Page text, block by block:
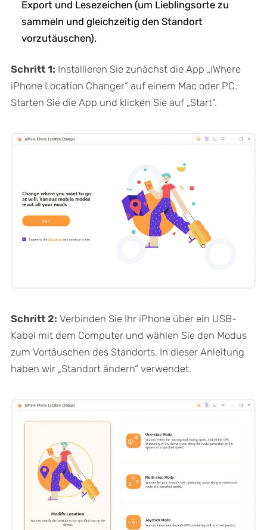
Export und Lesezeichen (um Lieblingsorte zu
sammeln und gleichzeitig den Standort
vorzutäuschen).
Schritt 1: Installieren Sie zunächst die App „iWhere
iPhone Location Changer“ auf einem Mac oder PC.
Starten Sie die App und klicken Sie auf „Start“.
Schritt 2: Verbinden Sie Ihr iPhone über ein USB-
Kabel mit dem Computer und wählen Sie den Modus
zum Vortäuschen des Standorts. In dieser Anleitung
haben wir „Standort ändern“ verwendet.